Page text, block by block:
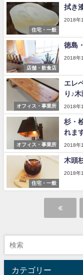
住宅・一般
拭き
2018年
店舗・飲食店
徳島
2018年
オフィス・事業所
エレ
り♪
2018年
オフィス・事業所
杉・
れま
2018年
住宅・一般
木頭
2018年
カテゴリー